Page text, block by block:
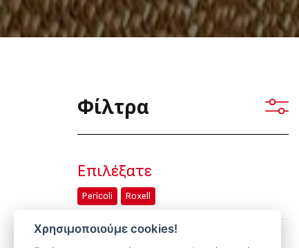
Φίλτρα
Επιλέξατε
Pericoli Roxell
Χρησιμοποιούμε cookies!